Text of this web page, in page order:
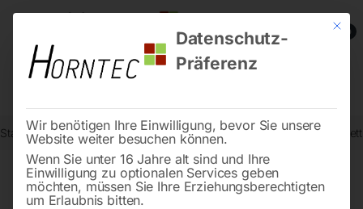
0
Start Drucklufttechnologie Spritzpistolen ALU-Untertopf
Mit
Datenschutz-
Präferenz
Wir benötigen Ihre Einwilligung, bevor Sie unsere
Website weiter besuchen können.
Wenn Sie unter 16 Jahre alt sind und Ihre
Einwilligung zu optionalen Services geben
möchten, müssen Sie Ihre Erziehungsberechtigten
um Erlaubnis bitten.